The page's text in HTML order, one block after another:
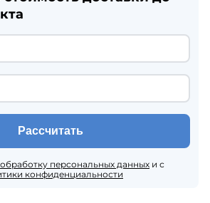
Рассчитать
обработку персональных данных и с
конфиденциальности